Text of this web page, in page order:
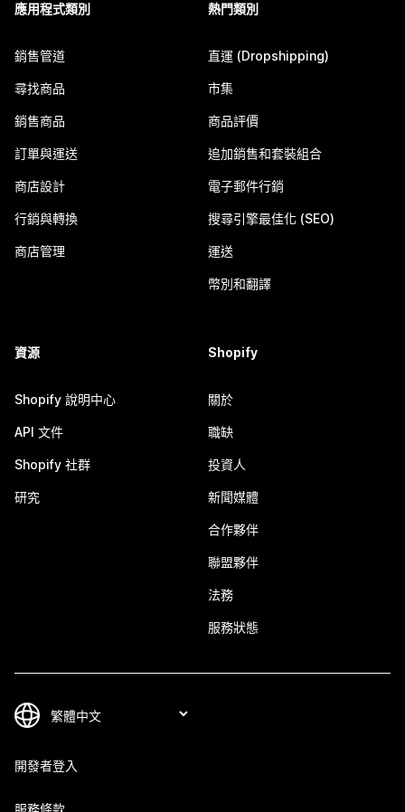
應用程式類別
銷售管道
尋找商品
銷售商品
訂單與運送
商店設計
行銷與轉換
商店管理
熱門類別
直運 (Dropshipping)
市集
商品評價
追加銷售和套裝組合
電子郵件行銷
搜尋引擎最佳化 (SEO)
運送
幣別和翻譯
資源
Shopify 說明中心
API 文件
Shopify 社群
研究
Shopify
關於
職缺
投資人
新聞媒體
合作夥伴
聯盟夥伴
法務
服務狀態
開發者登入